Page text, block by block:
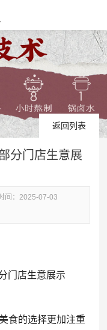
返回列表
分门店生意展
间：2025-07-03
门店生意展示
的选择更加注重